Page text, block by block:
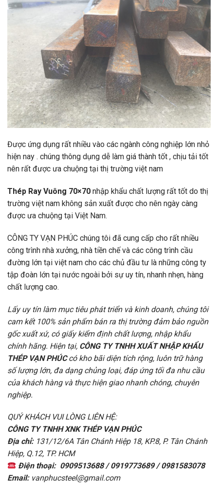
Được ứng dụng rất nhiều vào các ngành công nghiệp lớn nhỏ
hiện nay . chúng thông dụng dễ làm giá thành tốt , chịu tải tốt
nên rất được ưa chuộng tại thị trường việt nam
Thép Ray Vuông 70×70 nhập khẩu chất lượng rất tốt do thị
trường việt nam không sản xuất được cho nên ngày càng
được ưa chuộng tại Việt Nam.
CÔNG TY VẠN PHÚC chúng tôi đã cung cấp cho rất nhiều
công trình nhà xưởng, nhà tiền chế và các công trình cầu
đường lớn tại việt nam cho các chủ đầu tư là những công ty
tập đoàn lớn tại nước ngoài bởi sự uy tín, nhanh nhẹn, hàng
chất lượng cao.
Lấy uy tín làm mục tiêu phát triển và kinh doanh, chúng tôi
cam kết 100% sản phẩm bán ra thị trường đảm bảo nguồn
gốc xuất xứ, có giấy kiểm định chất lượng, nhập khẩu
chính hãng. Hiện tại, CÔNG TY TNHH XUẤT NHẬP KHẨU
THÉP VẠN PHÚCcó kho bãi diện tích rộng, luôn trữ hàng
số lượng lớn, đa dạng chủng loại, đáp ứng tối đa nhu cầu
của khách hàng và thực hiện giao nhanh chóng, chuyên
nghiệp.
QUÝ KHÁCH VUI LÒNG LIÊN HỆ:
CÔNG TY TNHH XNK THÉP VẠN PHÚC
Địa chỉ:131/12/6A Tân Chánh Hiệp 18, KP.8, P. Tân Chánh
Hiệp, Q.12, TP. HCM
Điện thoại: 0909513688 / 0919773689 / 0981583078
Email: vanphucsteel@gmail.com